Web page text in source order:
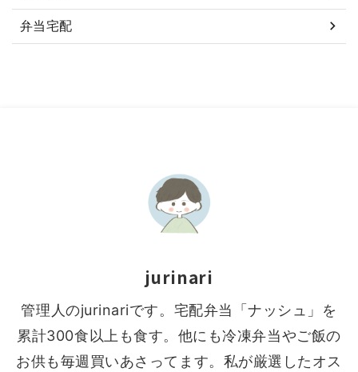
弁当宅配
jurinari
管理人のjurinariです。宅配弁当「ナッシュ」を
累計300食以上も食す。他にも冷凍弁当やご飯の
お供も毎週買いあさってます。私が厳選したオス